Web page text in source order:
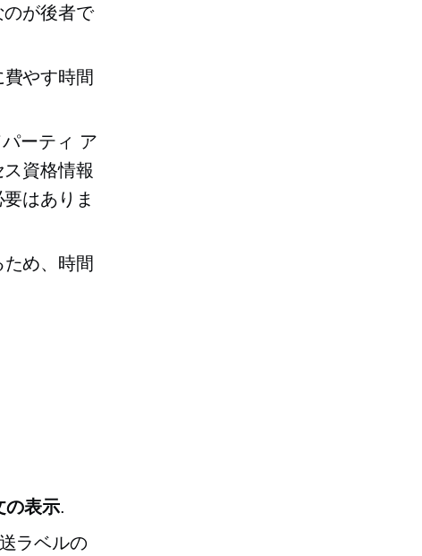
が後者で
やす時間
ーティ ア
資格情報
はありま
め、時間
表示.
ラベルの